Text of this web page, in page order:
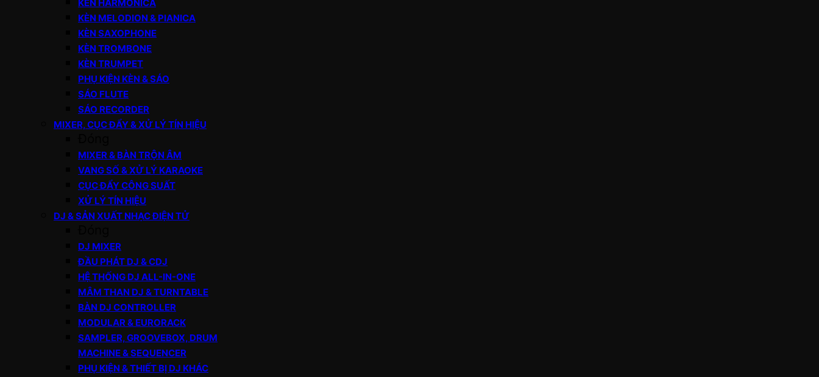
KÈN HARMONICA
KÈN MELODION & PIANICA
KÈN SAXOPHONE
KÈN TROMBONE
KÈN TRUMPET
PHỤ KIỆN KÈN & SÁO
SÁO FLUTE
SÁO RECORDER
MIXER, CỤC ĐẨY & XỬ LÝ TÍN HIỆU
MIXER & BÀN TRỘN ÂM
VANG SỐ & XỬ LÝ KARAOKE
CỤC ĐẨY CÔNG SUẤT
XỬ LÝ TÍN HIỆU
DJ & SẢN XUẤT NHẠC ĐIỆN TỬ
DJ MIXER
ĐẦU PHÁT DJ & CDJ
HỆ THỐNG DJ ALL-IN-ONE
MÂM THAN DJ & TURNTABLE
BÀN DJ CONTROLLER
MODULAR & EURORACK
SAMPLER, GROOVEBOX, DRUM
MACHINE & SEQUENCER
PHỤ KIỆN & THIẾT BỊ DJ KHÁC